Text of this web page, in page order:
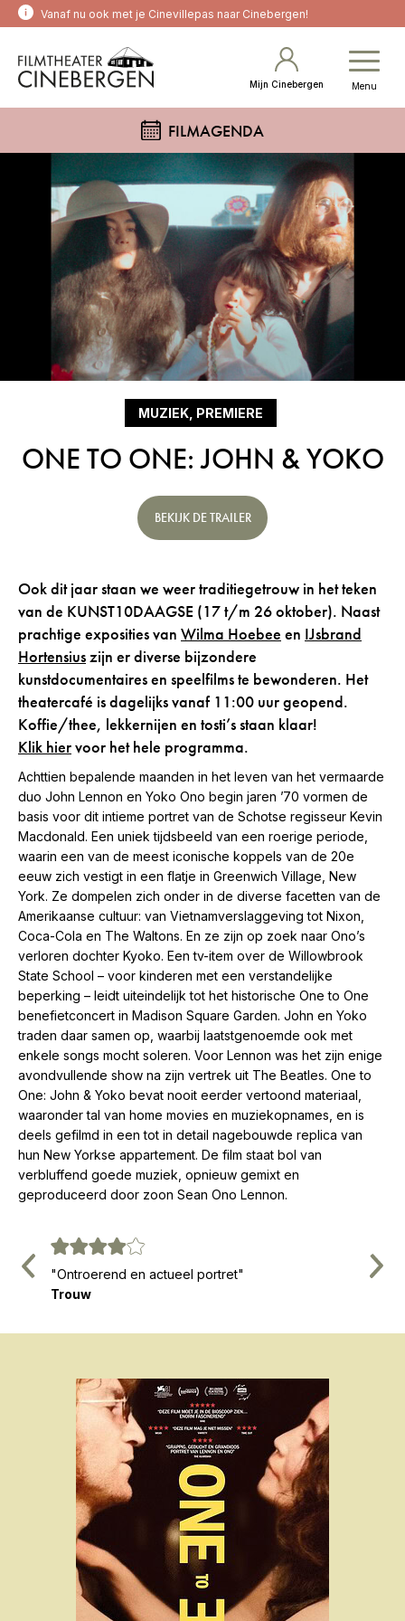
Vanaf nu ook met je Cinevillepas naar Cinebergen!
Mijn Cinebergen Menu
FILMAGENDA
MUZIEK, PREMIERE
ONE TO ONE: JOHN & YOKO
BEKIJK DE TRAILER
Ook dit jaar staan we weer traditiegetrouw in het teken
van de KUNST10DAAGSE (17 t/m 26 oktober). Naast
prachtige exposities van Wilma Hoebee en IJsbrand
Hortensiuszijn er diverse bijzondere
kunstdocumentaires en speelfilms te bewonderen. Het
theatercafé is dagelijks vanaf 11:00 uur geopend.
Koffie/thee, lekkernijen en tosti’s staan klaar!
Klik hiervoor het hele programma.
Achttien bepalende maanden in het leven van het vermaarde
duo John Lennon en Yoko Ono begin jaren ’70 vormen de
basis voor dit intieme portret van de Schotse regisseur Kevin
Macdonald. Een uniek tijdsbeeld van een roerige periode,
waarin een van de meest iconische koppels van de 20e
eeuw zich vestigt in een flatje in Greenwich Village, New
York. Ze dompelen zich onder in de diverse facetten van de
Amerikaanse cultuur: van Vietnamverslaggeving tot Nixon,
Coca-Cola en The Waltons. En ze zijn op zoek naar Ono’s
verloren dochter Kyoko. Een tv-item over de Willowbrook
State School – voor kinderen met een verstandelijke
beperking – leidt uiteindelijk tot het historische One to One
benefietconcert in Madison Square Garden. John en Yoko
traden daar samen op, waarbij laatstgenoemde ook met
enkele songs mocht soleren. Voor Lennon was het zijn enige
avondvullende show na zijn vertrek uit The Beatles. One to
One: John & Yoko bevat nooit eerder vertoond materiaal,
waaronder tal van home movies en muziekopnames, en is
deels gefilmd in een tot in detail nagebouwde replica van
hun New Yorkse appartement. De film staat bol van
verbluffend goede muziek, opnieuw gemixt en
geproduceerd door zoon Sean Ono Lennon.
"Ontroerend en actueel portret"
Trouw
"Fraai